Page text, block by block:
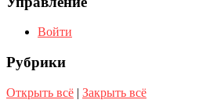
Войти
Рубрики
Открыть всё | Закрыть всё